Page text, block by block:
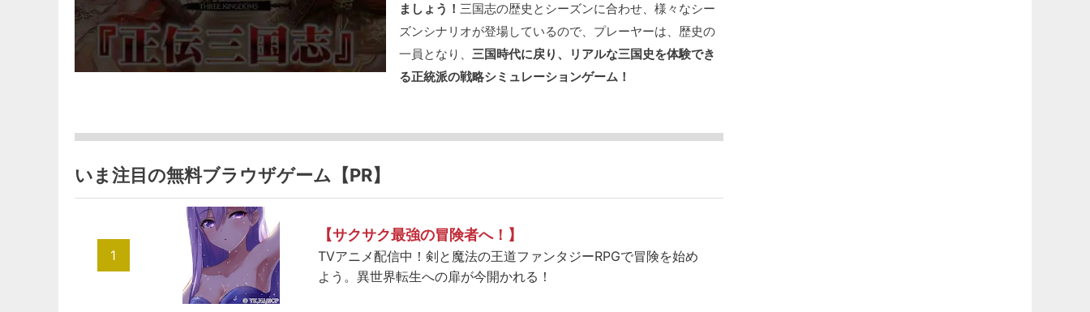
ましょう！三国志の歴史とシーズンに合わせ、様々なシー
ズンシナリオが登場しているので、プレーヤーは、歴史の
一員となり、三国時代に戻り、リアルな三国史を体験でき
る正統派の戦略シミュレーションゲーム！
いま注目の無料ブラウザゲーム【PR】
1
【サクサク最強の冒険者へ！】
TVアニメ配信中！剣と魔法の王道ファンタジーRPGで冒険を始め
よう。異世界転生への扉が今開かれる！